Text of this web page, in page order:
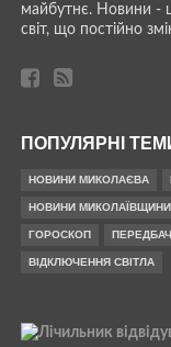
майбутнє. Новини -
світ, що постійно
ПОПУЛЯРНІ
НОВИНИ МИКОЛАЄВА
НОВИНИ МИКОЛАЇВЩИНИ
ГОРОСКОП
ВІДКЛЮЧЕННЯ СВІТЛА